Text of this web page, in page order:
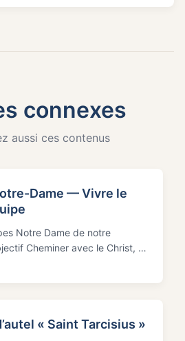
connexes
aussi ces contenus
Dame — Vivre le
Notre Dame de notre
Cheminer avec le Christ, …
« Saint Tarcisius »